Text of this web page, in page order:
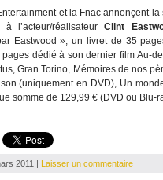
et la Fnac annonçent
à l’acteur/réalisateurClint
Eastwood », un livret de 35
dédié à son dernier film Au-
Gran Torino, Mémoires de nos
(uniquement en DVD), Un
somme de 129,99 € (DVD ou Blu-
2011 | Laisser un commentaire